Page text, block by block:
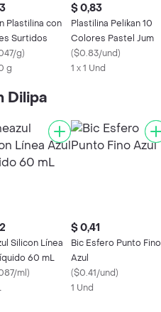
Plastilina con
Surtidos
g)
g
$ 0,83
Plastilina Pelikan 10
Colores Pastel Jum
($0.83/und)
1 x 1 Und
Dilipa
Silicon Línea
60 mL
ml)
$ 0,41
Bic Esfero Punto Fino
Azul
($0.41/und)
1 Und